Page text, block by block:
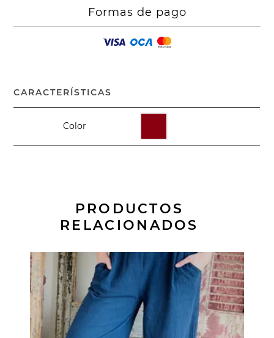
Formas de pago
CARACTERÍSTICAS
Color
PRODUCTOS
RELACIONADOS